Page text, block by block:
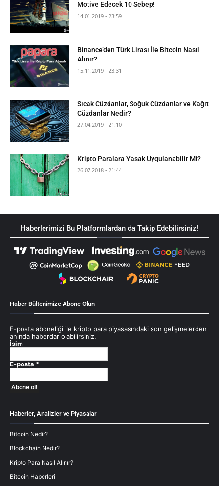
Motive Edecek 10 Sebep!
14.01.2019 - 23:59
Binance’den Türk Lirası İle Bitcoin Nasıl
Alınır?
15.11.2019 - 23:31
Sıcak Cüzdanlar, Soğuk Cüzdanlar ve Kağıt
Cüzdanlar Nedir?
27.04.2019 - 21:10
Kripto Paralara Yasak Uygulanabilir Mi?
26.07.2018 - 21:44
Haberlerimizi Bu Platformlardan da Takip Edebilirsiniz!
Haber Bültenimize Abone Olun
E-posta aboneliği ile kripto para piyasasındaki son gelişmelerden
anında haberdar olabilirsiniz.
İsim
E-posta *
Haberler, Analizler ve Piyasalar
Bitcoin Nedir?
Blockchain Nedir?
Kripto Para Nasıl Alınır?
Bitcoin Haberleri